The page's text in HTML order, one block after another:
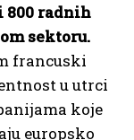
800 radnih
sektoru.
francuski
u utrci
koje
europsko